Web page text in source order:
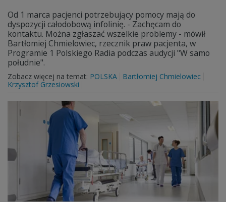
Od 1 marca pacjenci potrzebujący pomocy mają do
dyspozycji całodobową infolinię. - Zachęcam do
kontaktu. Można zgłaszać wszelkie problemy - mówił
Bartłomiej Chmielowiec, rzecznik praw pacjenta, w
Programie 1 Polskiego Radia podczas audycji "W samo
południe".
Zobacz więcej na temat: POLSKA
Bartłomiej Chmielowiec
Krzysztof Grzesiowski